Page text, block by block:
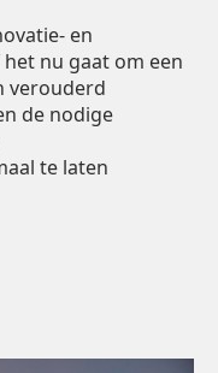
en
nu gaat om een
verouderd
de nodige
te laten